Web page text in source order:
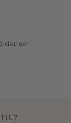
den ser